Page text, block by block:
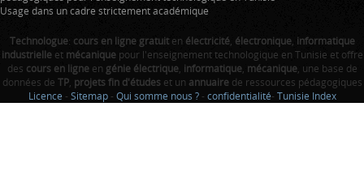
Usage dans un cadre strictement académique
Technologue: cours en ligne gratuiten électricité, électronique, informatique
industrielleet mécaniquepour l'enseignement technologique en Tunisie et offre
des cours en ligneen génie électrique, informatique, mécanique, une base de
données de TP, projets fin d'étudeset un annuairede ressources pédagogiques
Licence - Sitemap - Qui somme nous ? - confidentialité- Tunisie Index